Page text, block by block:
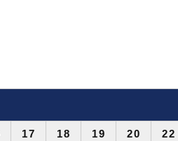
17 18 19 20 22